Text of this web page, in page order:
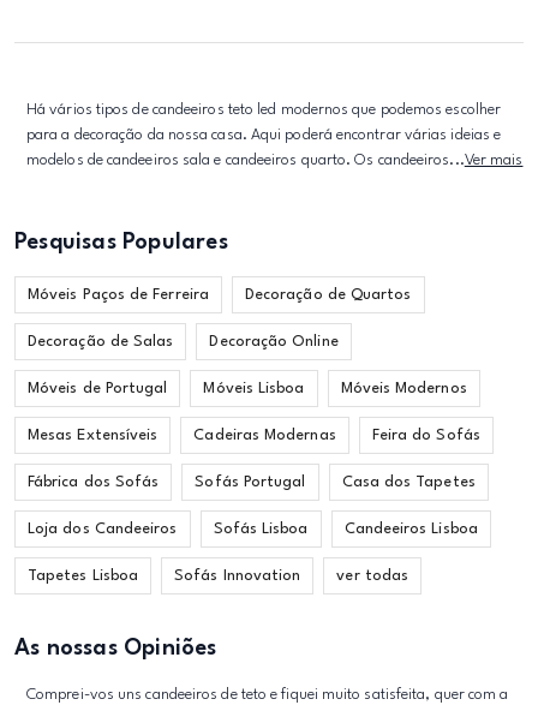
Há vários tipos de candeeiros teto led modernos que podemos escolher
para a decoração da nossa casa. Aqui poderá encontrar várias ideias e
modelos de candeeiros sala e candeeiros quarto. Os candeeiros...Ver mais
Pesquisas Populares
Móveis Paços de Ferreira Decoração de Quartos
Decoração de Salas Decoração Online
Móveis de Portugal Móveis Lisboa Móveis Modernos
Mesas Extensíveis Cadeiras Modernas Feira do Sofás
Fábrica dos Sofás Sofás Portugal Casa dos Tapetes
Loja dos Candeeiros Sofás Lisboa Candeeiros Lisboa
Tapetes Lisboa Sofás Innovation ver todas
As nossas Opiniões
Comprei-vos uns candeeiros de teto e fiquei muito satisfeita, quer com a